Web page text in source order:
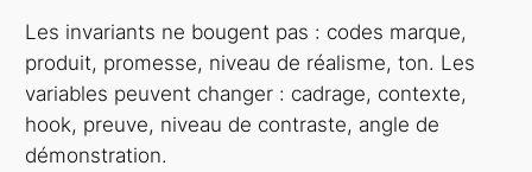
Les invariants ne bougent pas : codes marque,
produit, promesse, niveau de réalisme, ton. Les
variables peuvent changer : cadrage, contexte,
hook, preuve, niveau de contraste, angle de
démonstration.